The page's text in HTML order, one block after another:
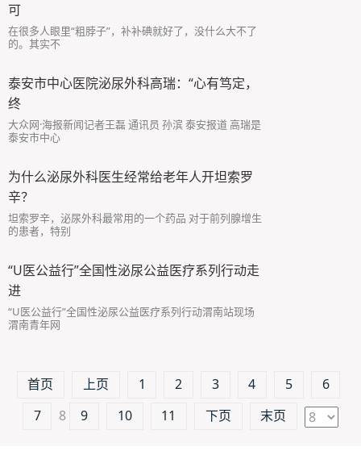
可
在很多人眼里“粗脖子”，补补碘就好了，没什么大不了
的。其实不
泰安市中心医院泌尿外科高瑞：“心有笃定，
终
大众网·海报新闻记者王磊 通讯员 孙滨 泰安报道 高瑞是
泰安市中心
为什么泌尿外科医生经常给老年人开坦索罗
辛？
坦索罗辛，泌尿外科最常用的一个药品 对于前列腺增生
的患者，特别
“U医公益行”全国性泌尿公益医疗系列行动走
进
“U医公益行”全国性泌尿公益医疗系列行动渭南站现场
渭南青年网
首页 上页 1 2 3 4 5
6
7
8 9 10 11 下页 末页